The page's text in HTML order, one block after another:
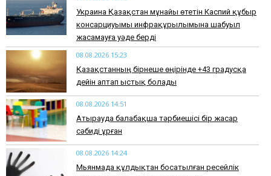
Украина Қазақстан мұнайы өтетін Каспий құбыр
консарциуымы инфрақұрылымына шабуыл
жасамауға уәде берді
08.08.2026 15:23
Қазақстанның бірнеше өңірінде +43 градусқа
дейін аптап ыстық болады
08.08.2026 14:51
Атырауда балабақша тәрбиешісі бір жасар
сәбиді ұрған
08.08.2026 14:24
Мьянмада құлдықтан босатылған ресейлік